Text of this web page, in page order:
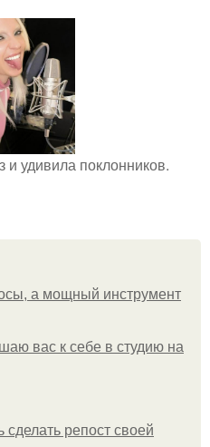
и удивила поклонников.
а мощный инструмент
вас к себе в студию на
репост своей